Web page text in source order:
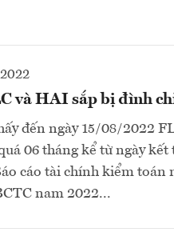
và HAI sắp bị đình
đến ngày 15/08/2022
06 tháng kể từ ngày
cáo tài chính kiểm toán
nam 2022...